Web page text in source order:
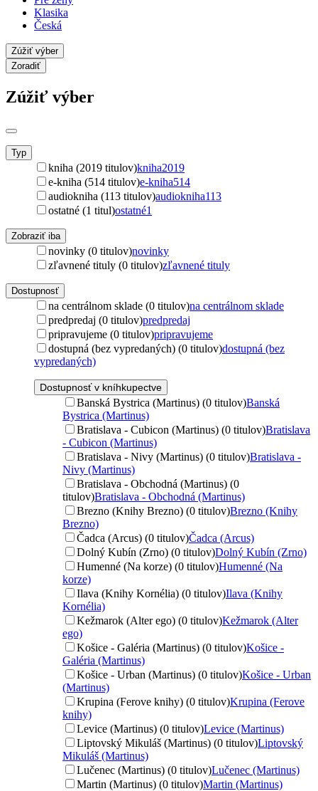
Klasika
Česká
Zúžiť výber
Zoradiť
Zúžiť výber
Typ
kniha (2019 titulov)kniha2019
e-kniha (514 titulov)e-kniha514
audiokniha (113 titulov)audiokniha113
ostatné (1 titul)ostatné1
Zobraziť iba
novinky (0 titulov)novinky
zľavnené tituly (0 titulov)zľavnené tituly
Dostupnosť
na centrálnom sklade (0 titulov)na centrálnom sklade
predpredaj (0 titulov)predpredaj
pripravujeme (0 titulov)pripravujeme
dostupná (bez vypredaných) (0 titulov)dostupná (bez
vypredaných)
Dostupnosť v kníhkupectve
Banská Bystrica (Martinus) (0 titulov)Banská
Bystrica (Martinus)
Bratislava - Cubicon (Martinus) (0 titulov)Bratislava
- Cubicon (Martinus)
Bratislava - Nivy (Martinus) (0 titulov)Bratislava -
Nivy (Martinus)
Bratislava - Obchodná (Martinus) (0
titulov)Bratislava - Obchodná (Martinus)
Brezno (Knihy Brezno) (0 titulov)Brezno (Knihy
Brezno)
Čadca (Arcus) (0 titulov)Čadca (Arcus)
Dolný Kubín (Zrno) (0 titulov)Dolný Kubín (Zrno)
Humenné (Na korze) (0 titulov)Humenné (Na
korze)
Ilava (Knihy Kornélia) (0 titulov)Ilava (Knihy
Kornélia)
Kežmarok (Alter ego) (0 titulov)Kežmarok (Alter
ego)
Košice - Galéria (Martinus) (0 titulov)Košice -
Galéria (Martinus)
Košice - Urban (Martinus) (0 titulov)Košice - Urban
(Martinus)
Krupina (Ferove knihy) (0 titulov)Krupina (Ferove
knihy)
Levice (Martinus) (0 titulov)Levice (Martinus)
Liptovský Mikuláš (Martinus) (0 titulov)Liptovský
Mikuláš (Martinus)
Lučenec (Martinus) (0 titulov)Lučenec (Martinus)
Martin (Martinus) (0 titulov)Martin (Martinus)